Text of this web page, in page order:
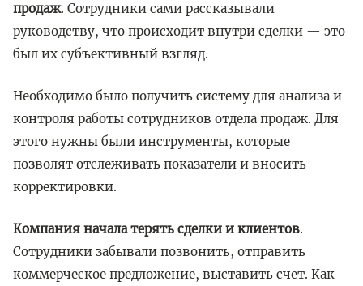
продаж. Сотрудники сами рассказывали
руководству, что происходит внутри сделки — это
был их субъективный взгляд.
Необходимо было получить систему для анализа и
контроля работы сотрудников отдела продаж. Для
этого нужны были инструменты, которые
позволят отслеживать показатели и вносить
корректировки.
Компания начала терять сделки и клиентов.
Сотрудники забывали позвонить, отправить
коммерческое предложение, выставить счет. Как